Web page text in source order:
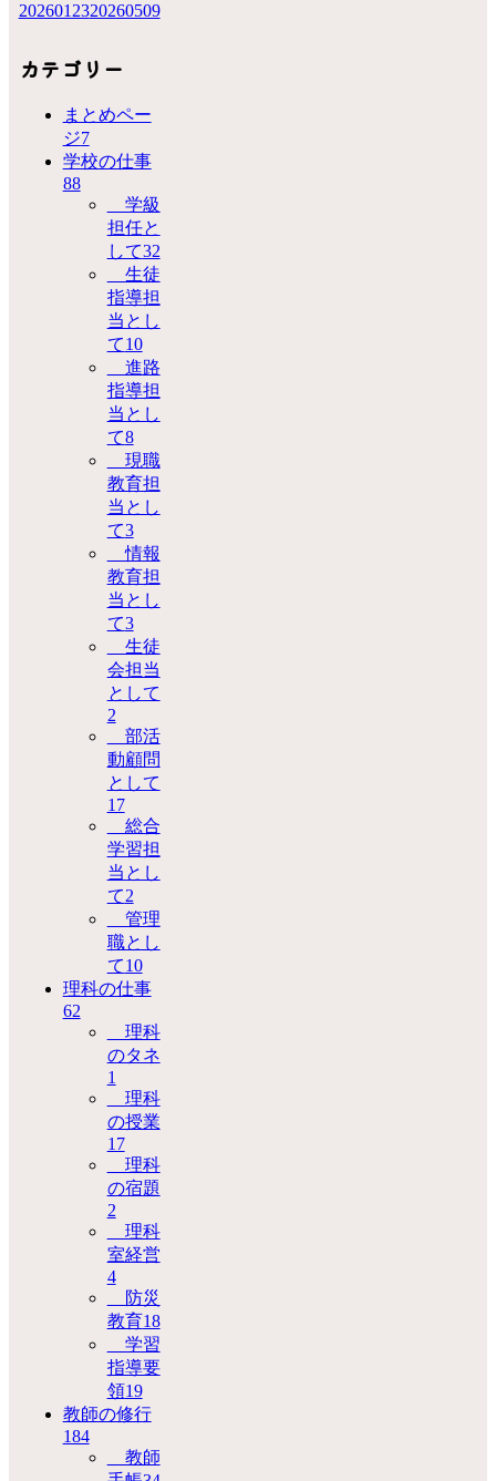
2026012320260509
カテゴリー
まとめペー
ジ7
学校の仕事
88
学級
担任と
して32
生徒
指導担
当とし
て10
進路
指導担
当とし
て8
現職
教育担
当とし
て3
情報
教育担
当とし
て3
生徒
会担当
として
2
部活
動顧問
として
17
総合
学習担
当とし
て2
管理
職とし
て10
理科の仕事
62
理科
のタネ
1
理科
の授業
17
理科
の宿題
2
理科
室経営
4
防災
教育18
学習
指導要
領19
教師の修行
184
教師